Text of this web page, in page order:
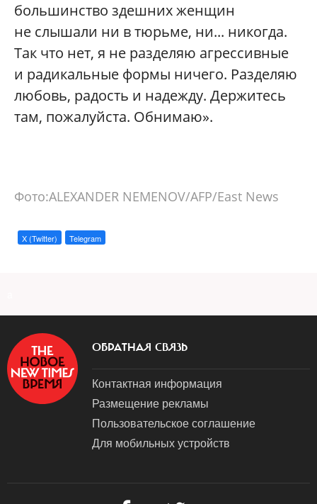
большинство здешних женщин
не слышали ни в тюрьме, ни... никогда.
Так что нет, я не разделяю агрессивные
и радикальные формы ничего. Разделяю
любовь, радость и надежду. Держитесь
там, пожалуйста. Обнимаю».
Фото:ALEXANDER NEMENOV/AFP/East News
X (Twitter) Telegram
ОБРАТНАЯ СВЯЗЬ
Контактная информация
Размещение рекламы
Пользовательское соглашение
Для мобильных устройств